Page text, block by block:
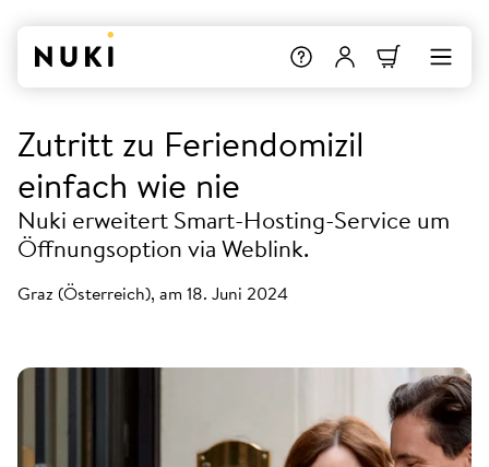
Zutritt zu Feriendomizil
einfach wie nie
Nuki erweitert Smart-Hosting-Service um
Öffnungsoption via Weblink.
Graz (Österreich), am 18. Juni 2024